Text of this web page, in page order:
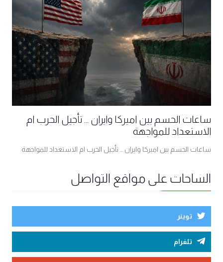
ساعات الحسم بين اميركا وايران ... تأجيل الحرب ام
الاستعداد للمواجهة
ساعات الحسم بين اميركا وايران ... تأجيل الحرب ام الاستعداد للمواجهة
الساحات على مواقع التواصل
توينر
تلغرام